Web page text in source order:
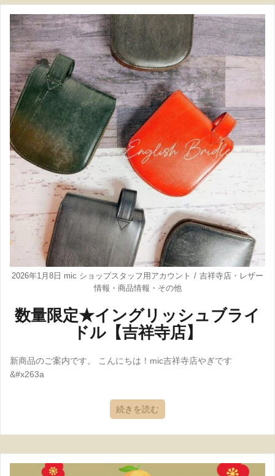
2026年1月8日 mic ショップスタッフ用アカウント 吉祥寺店 ・ レザー
情報 ・ 商品情報 ・ その他
数量限定★イングリッシュブライ
ドル【吉祥寺店】
新商品のご案内です。 こんにちは！mic吉祥寺店やぎです
&#x263a
続きを読む